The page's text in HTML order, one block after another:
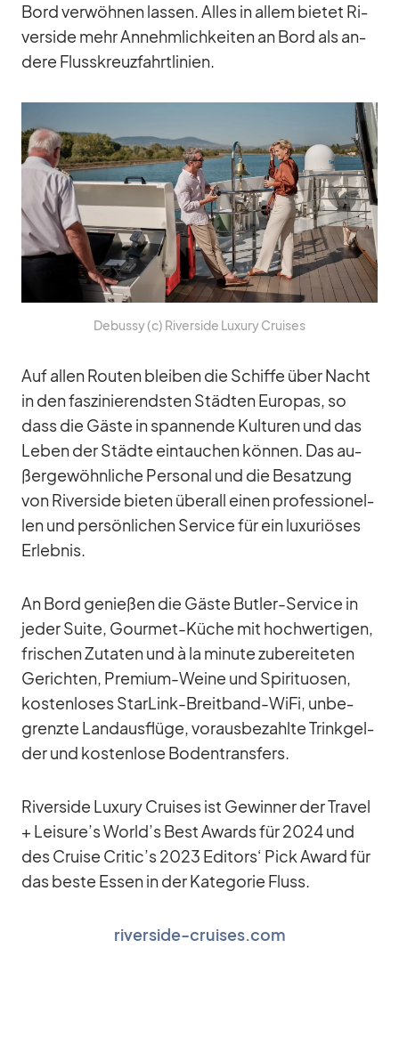
Bord ver­wöh­nen las­sen. Al­les in al­lem bie­tet Ri­
ver­side mehr An­nehm­lich­kei­ten an Bord als an­
dere Fluss­kreuz­fahrt­li­nien.
De­bussy (c) Ri­ver­side Lu­xury Crui­ses
Auf al­len Rou­ten blei­ben die Schiffe über Nacht
in den fas­zi­nie­rends­ten Städ­ten Eu­ro­pas, so
dass die Gäste in span­nende Kul­tu­ren und das
Le­ben der Städte ein­tau­chen kön­nen. Das au­
ßer­ge­wöhn­li­che Per­so­nal und die Be­sat­zung
von Ri­ver­side bie­ten über­all ei­nen pro­fes­sio­nel­
len und per­sön­li­chen Ser­vice für ein lu­xu­riö­ses
Er­leb­nis.
An Bord ge­nie­ßen die Gäste But­ler-Ser­vice in
je­der Suite, Gour­met-Kü­che mit hoch­wer­ti­gen,
fri­schen Zu­ta­ten und à la mi­nute zu­be­rei­te­ten
Ge­rich­ten, Pre­mium-Weine und Spi­ri­tuo­sen,
kos­ten­lo­ses Star­Link-Breit­band-WiFi, un­be­
grenzte Land­aus­flüge, vor­aus­be­zahlte Trink­gel­
der und kos­ten­lose Bo­den­trans­fers.
Ri­ver­side Lu­xury Crui­ses ist Ge­win­ner der Tra­vel
+ Leisure’s World’s Best Awards für 2024 und
des Cruise Critic’s 2023 Edi­tors‘ Pick Award für
das beste Es­sen in der Ka­te­go­rie Fluss.
riverside-cruises.com